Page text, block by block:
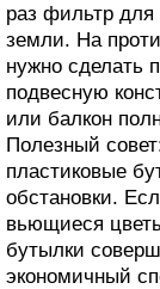
раз фильтр
земли. На
нужно сделать
подвесную
или балкон
Полезный
пластиковые
обстановки.
вьющиеся
бутылки
экономичный